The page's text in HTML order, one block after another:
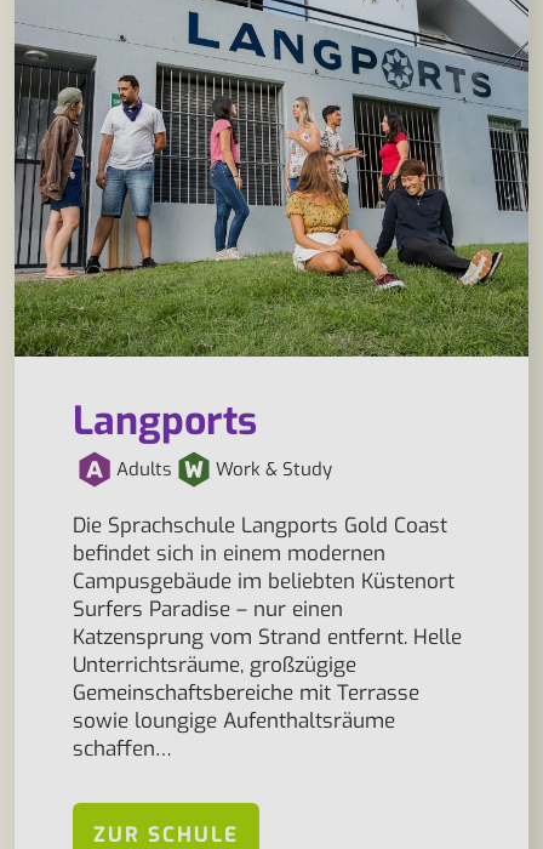
Langports
Adults Work & Study
Die Sprachschule Langports Gold Coast
befindet sich in einem modernen
Campusgebäude im beliebten Küstenort
Surfers Paradise – nur einen
Katzensprung vom Strand entfernt. Helle
Unterrichtsräume, großzügige
Gemeinschaftsbereiche mit Terrasse
sowie loungige Aufenthaltsräume
schaffen…
ZUR SCHULE